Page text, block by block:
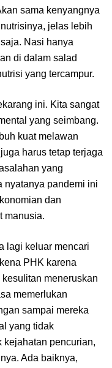
sama kenyangnya
jelas lebih
Nasi hanya
di dalam salad
yang tercampur.
ini. Kita sangat
yang seimbang.
kuat melawan
harus tetap terjaga
yang
nyatanya pandemi ini
dan
manusia.
lagi keluar mencari
PHK karena
meneruskan
memerlukan
sampai mereka
yang tidak
kejahatan pencurian,
Ada baiknya,